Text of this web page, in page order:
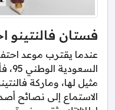
فستان
عندما يقترب موعد
مثيل لها، وماركة
الاستماع إلى نصائح